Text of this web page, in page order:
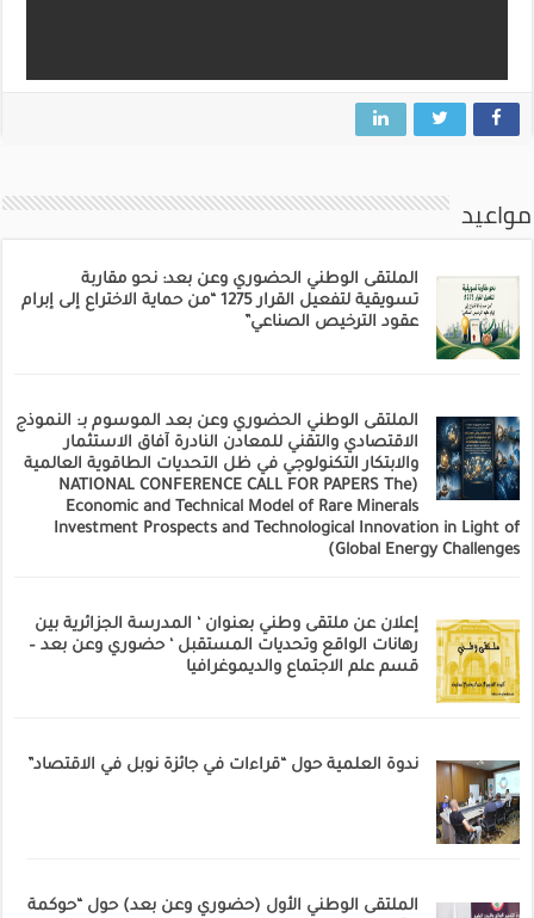
مواعيد
الملتقى الوطني الحضوري وعن بعد: نحو مقاربة
تسويقية لتفعيل القرار 1275 “من حماية الاختراع إلى إبرام
عقود الترخيص الصناعي”
الملتقى الوطني الحضوري وعن بعد الموسوم بـ: النموذج
الاقتصادي والتقني للمعادن النادرة آفاق الاستثمار
والابتكار التكنولوجي في ظل التحديات الطاقوية العالمية
(NATIONAL CONFERENCE CALL FOR PAPERS The
Economic and Technical Model of Rare Minerals
Investment Prospects and Technological Innovation in Light of
Global Energy Challenges)
إعلان عن ملتقى وطني بعنوان ‘ المدرسة الجزائرية بين
رهانات الواقع وتحديات المستقبل ‘ حضوري وعن بعد –
قسم علم الاجتماع والديموغرافيا
ندوة العلمية حول “قراءات في جائزة نوبل في الاقتصاد”
الملتقى الوطني الأول (حضوري وعن بعد) حول “حوكمة